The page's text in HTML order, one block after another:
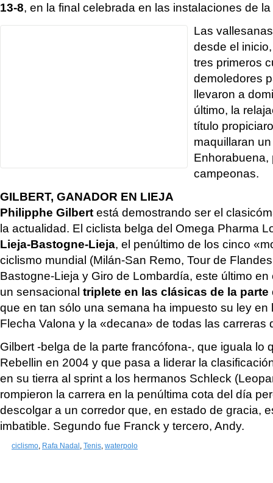
13-8, en la final celebrada en las instalaciones de
Las
desde el
tres primeros
demoledores
llevaron a
último, la
título
maquillaran
Enhorabuena,
campeonas.
GILBERT, GANADOR EN LIEJA
Philipphe Gilbert está demostrando ser el
la actualidad. El ciclista belga del Omega Pharma
Lieja-Bastogne-Lieja, el penúltimo de los cinco
ciclismo mundial (Milán-San Remo, Tour de
Bastogne-Lieja y Giro de Lombardía, este último
un sensacional triplete en las clásicas de la parte
que en tan sólo una semana ha impuesto su ley en
Flecha Valona y la «decana» de todas las carreras
Gilbert -belga de la parte francófona-, que iguala lo
Rebellin en 2004 y que pasa a liderar la
en su tierra al sprint a los hermanos Schleck
rompieron la carrera en la penúltima cota del día
descolgar a un corredor que, en estado de gracia,
imbatible. Segundo fue Franck y tercero, Andy.
ciclismo, Rafa Nadal , Tenis, waterpolo